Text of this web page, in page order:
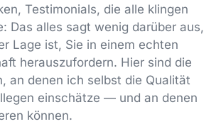
Testimonials, die alle klingen
Das alles sagt wenig darüber aus,
Lage ist, Sie in einem echten
herauszufordern. Hier sind die
an denen ich selbst die Qualität
einschätze — und an denen
können.